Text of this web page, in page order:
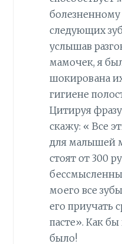
следующих
услышав
мамочек, я
шокирована
гигиене
Цитируя
скажу: « Все
для малышей
стоят от 300
моего все
его приучать
пасте». Как
было!